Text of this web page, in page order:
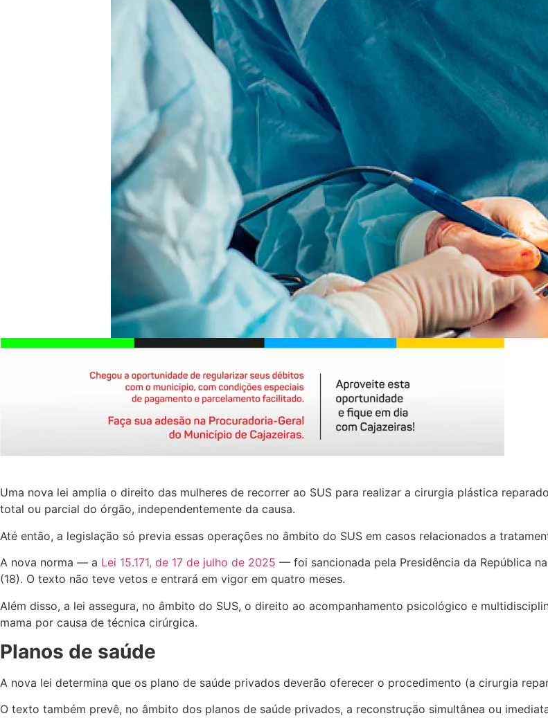
Uma nova lei amplia o direito das mulheres de recorrer ao SUS para realizar a cirurgia plástica
total ou parcial do órgão, independentemente da causa.
Até então, a legislação só previa essas operações no âmbito do SUS em casos relacionados a
A nova norma — a Lei 15.171, de 17 de julho de 2025 — foi sancionada pela Presidência da República na
(18). O texto não teve vetos e entrará em vigor em quatro meses.
Além disso, a lei assegura, no âmbito do SUS, o direito ao acompanhamento psicológico e
mama por causa de técnica cirúrgica.
Planos de saúde
A nova lei determina que os plano de saúde privados deverão oferecer o procedimento (a cirurgia
O texto também prevê, no âmbito dos planos de saúde privados, a reconstrução simultânea ou